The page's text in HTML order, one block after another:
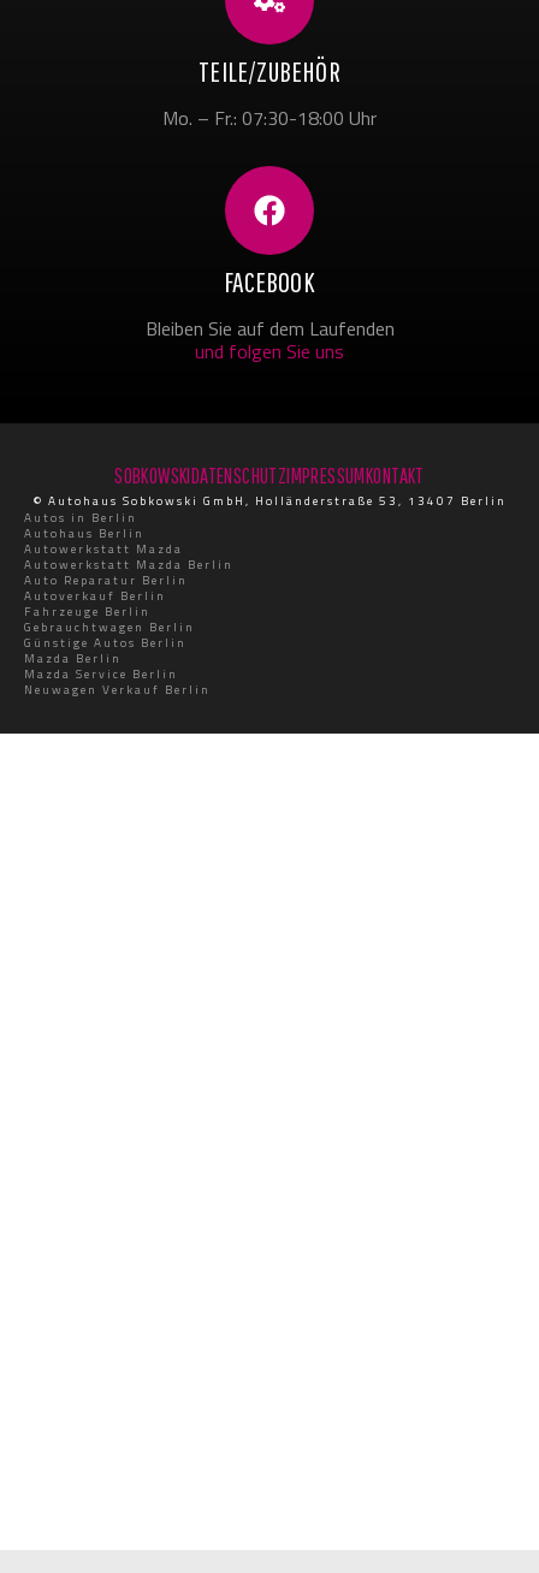
TEILE/ZUBEHÖR
Mo. – Fr.: 07:30-18:00 Uhr
FACEBOOK
Bleiben Sie auf dem Laufenden
und folgen Sie uns
SOBKOWSKIDATENSCHUTZIMPRESSUMKONTAKT
© Autohaus Sobkowski GmbH, Holländerstraße 53, 13407 Berlin
Autos in Berlin
Autohaus Berlin
Autowerkstatt Mazda
Autowerkstatt Mazda Berlin
Auto Reparatur Berlin
Autoverkauf Berlin
Fahrzeuge Berlin
Gebrauchtwagen Berlin
Günstige Autos Berlin
Mazda Berlin
Mazda Service Berlin
Neuwagen Verkauf Berlin